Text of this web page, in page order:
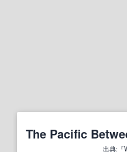
The Pacific
出典:『